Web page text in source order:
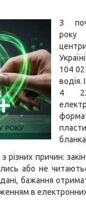
З
року
104
водія.
4
різних причин:
або не
бажання
в